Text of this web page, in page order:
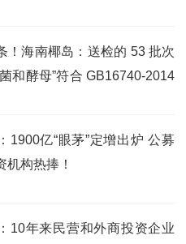
！海南椰岛：送检的 53 批次
和酵母”符合 GB16740-2014
1900亿“眼茅”定增出炉 公募
机构热捧！
10年来民营和外商投资企业